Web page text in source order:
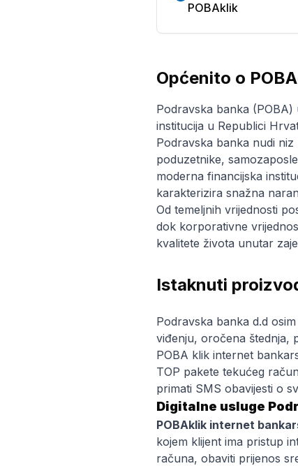
POBAklik
Općenito o
Podravska banka
institucija u Republici
Podravska banka nudi
poduzetnike,
moderna financijska
karakterizira snažna
Od temeljnih vrijednosti
dok korporativne
kvalitete života unutar
Istaknuti
Podravska banka d.d
viđenju, oročena štednja,
POBA klik internet
TOP pakete tekućeg
primati SMS obavijesti o
Digitalne usluge
POBAklik internet
kojem klijent ima pristup
računa, obaviti prijenos